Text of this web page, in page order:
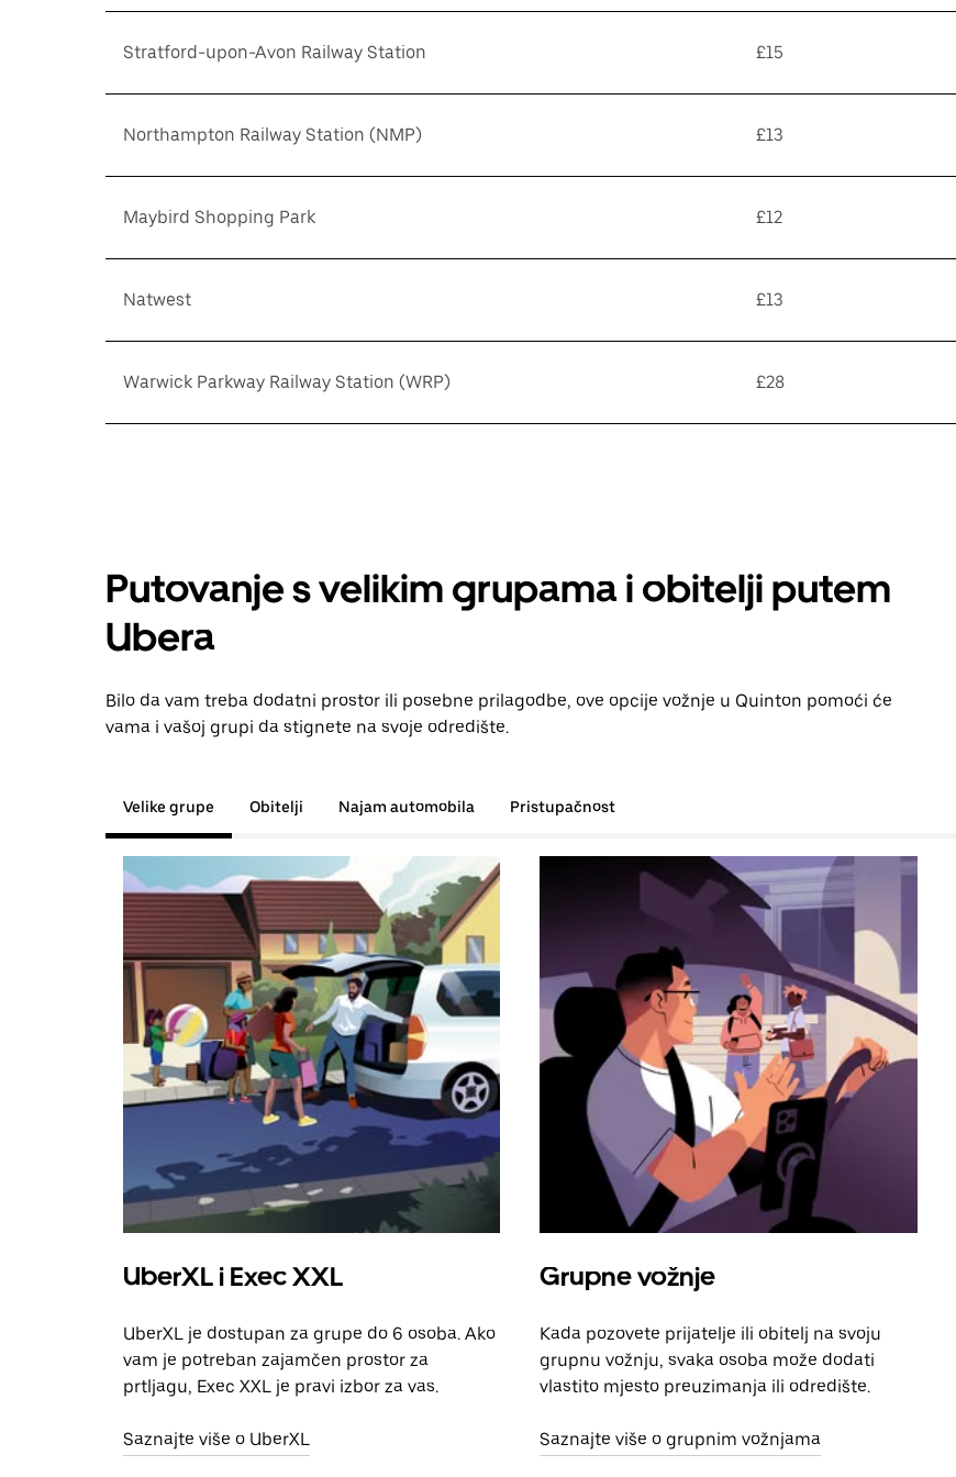
Stratford-upon-Avon Railway Station £15
Northampton Railway Station (NMP) £13
Maybird Shopping Park £12
Natwest £13
Warwick Parkway Railway Station (WRP) £28
Putovanje s velikim grupama i obitelji putem
Ubera
Bilo da vam treba dodatni prostor ili posebne prilagodbe, ove opcije vožnje u Quinton pomoći će
vama i vašoj grupi da stignete na svoje odredište.
Velike grupe Obitelji Najam automobila Pristupačnost
UberXL i Exec XXL
UberXL je dostupan za grupe do 6 osoba. Ako
vam je potreban zajamčen prostor za
prtljagu, Exec XXL je pravi izbor za vas.
Saznajte više o UberXL
Grupne vožnje
Kada pozovete prijatelje ili obitelj na svoju
grupnu vožnju, svaka osoba može dodati
vlastito mjesto preuzimanja ili odredište.
Saznajte više o grupnim vožnjama